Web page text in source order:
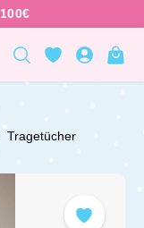
Tragetücher